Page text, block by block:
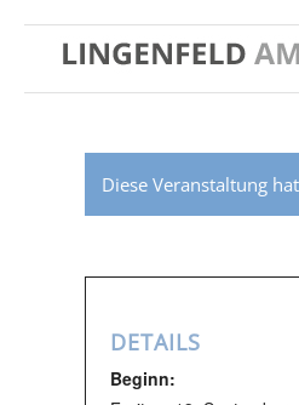
Diese Veranstaltung
DETAILS
Beginn: